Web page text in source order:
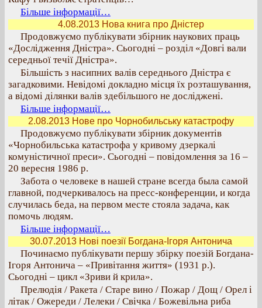
Більше інформації…
4.08.2013 Нова книга про Дністер
Продовжуємо публікувати збірник наукових праць
«Дослідження Дністра». Сьогодні – розділ «Довгі вали
середньої течії Дністра».
Більшість з насипних валів середнього Дністра є
загадковими. Невідомі докладно місця їх розташування,
а відомі ділянки валів здебільшого не досліджені.
Більше інформації…
2.08.2013 Нове про Чорнобильську катастрофу
Продовжуємо публікувати збірник документів
«Чорнобильська катастрофа у кривому дзеркалі
комуністичної преси». Сьогодні – повідомлення за 16 –
20 вересня 1986 р.
Забота о человеке в нашей стране всегда была самой
главной, подчеркивалось на пресс-конференции, и когда
случилась беда, на первом месте стояла задача, как
помочь людям.
Більше інформації…
30.07.2013 Нові поезії Богдана-Ігоря Антонича
Починаємо публікувати першу збірку поезій Богдана-
Ігоря Антонича – «Привітання життя» (1931 р.).
Сьогодні – цикл «Зриви й крила».
Прелюдія / Ракета / Старе вино / Пожар / Дощ / Орел і
літак / Ожереди / Лелеки / Свічка / Божевільна риба